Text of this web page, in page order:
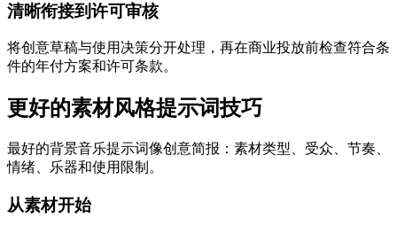
清晰衔接到许可审核
将创意草稿与使用决策分开处理，再在商业投放前检查符合条
件的年付方案和许可条款。
更好的素材风格提示词技巧
最好的背景音乐提示词像创意简报：素材类型、受众、节奏、
情绪、乐器和使用限制。
从素材开始